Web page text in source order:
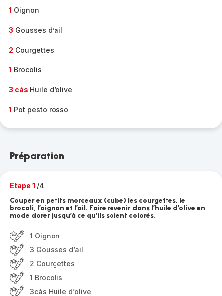
1 Oignon
3 Gousses d’ail
2 Courgettes
1 Brocolis
3 càs Huile d’olive
1 Pot pesto rosso
Préparation
Etape 1 /4
Couper en petits morceaux (cube) les courgettes, le
brocoli, l’oignon et l’ail. Faire revenir dans l’huile d’olive en
mode dorer jusqu’à ce qu’ils soient colorés.
1 Oignon
3 Gousses d’ail
2 Courgettes
1 Brocolis
3càs Huile d’olive